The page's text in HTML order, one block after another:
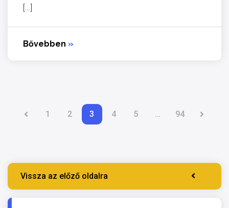
[…]
Bővebben »
1 2 3 4 5 … 94
Vissza az előző oldalra